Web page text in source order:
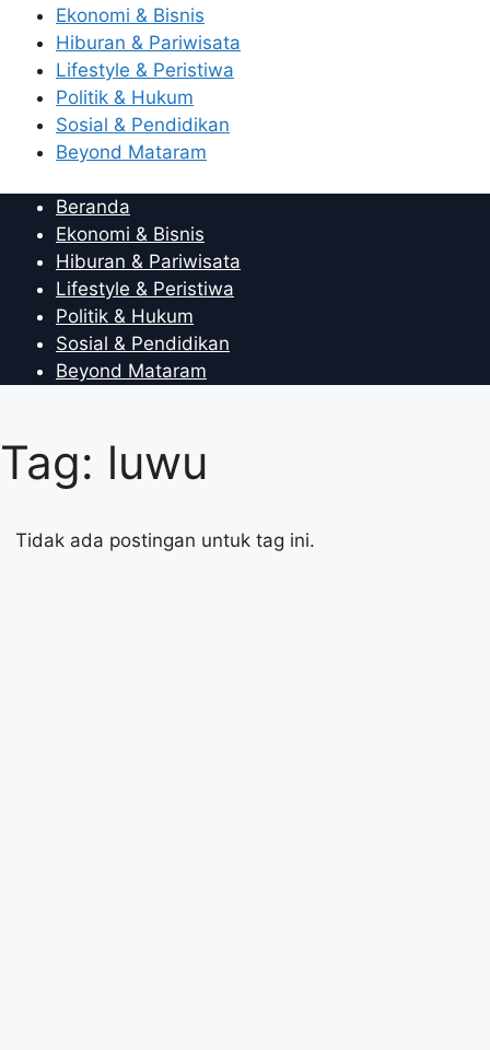
Ekonomi & Bisnis
Hiburan & Pariwisata
Lifestyle & Peristiwa
Politik & Hukum
Sosial & Pendidikan
Beyond Mataram
Beranda
Ekonomi & Bisnis
Hiburan & Pariwisata
Lifestyle & Peristiwa
Politik & Hukum
Sosial & Pendidikan
Beyond Mataram
Tag: luwu
Tidak ada postingan untuk tag ini.